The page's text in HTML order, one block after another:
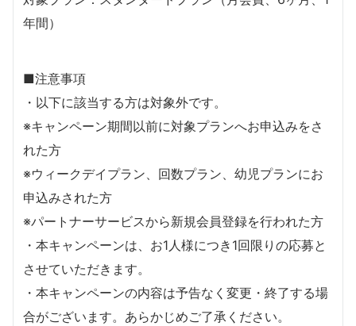
年間）
■注意事項
・以下に該当する方は対象外です。
※キャンペーン期間以前に対象プランへお申込みをさ
れた方
※ウィークデイプラン、回数プラン、幼児プランにお
申込みされた方
※パートナーサービスから新規会員登録を行われた方
・本キャンペーンは、お1人様につき1回限りの応募と
させていただきます。
・本キャンペーンの内容は予告なく変更・終了する場
合がございます。あらかじめご了承ください。